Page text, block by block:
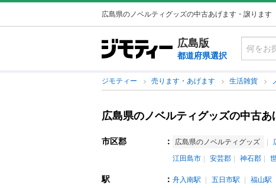
広島県のノベルティグッズの中古あげます・譲ります
広島版
都道府県選択
ジモティー 売ります・あげます 生活雑貨
広島県のノベルティグッズの中古
市区郡 ： 広島県のノベルティグッズ
江田島市
安芸郡 神石郡
駅 ： 舟入南駅 五日市駅 福山駅